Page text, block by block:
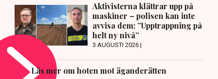
Aktivisterna klättrar upp på
maskiner – polisen kan inte
avvisa dem: ”Upptrappning på
helt ny nivå”
3 AUGUSTI 2026 |
Läs mer om hoten mot äganderätten